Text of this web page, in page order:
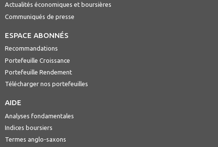
Actualités économiques et boursières
Communiqués de presse
ESPACE ABONNÉS
Recommandations
Portefeuille Croissance
Portefeuille Rendement
Télécharger nos portefeuilles
AIDE
Analyses fondamentales
Indices boursiers
Termes anglo-saxons